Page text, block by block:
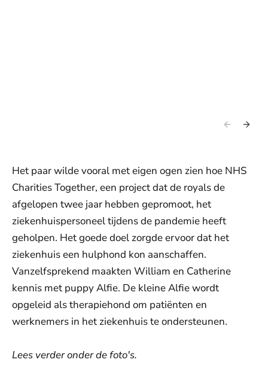
Het paar wilde vooral met eigen ogen zien hoe NHS
Charities Together, een project dat de royals de
afgelopen twee jaar hebben gepromoot, het
ziekenhuispersoneel tijdens de pandemie heeft
geholpen. Het goede doel zorgde ervoor dat het
ziekenhuis een hulphond kon aanschaffen.
Vanzelfsprekend maakten William en Catherine
kennis met puppy Alfie. De kleine Alfie wordt
opgeleid als therapiehond om patiënten en
werknemers in het ziekenhuis te ondersteunen.
Lees verder onder de foto's.